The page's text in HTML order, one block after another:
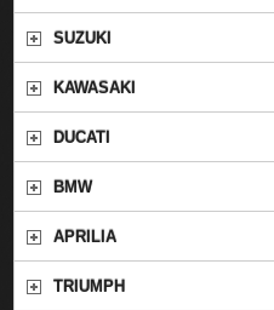
SUZUKI
KAWASAKI
DUCATI
BMW
APRILIA
TRIUMPH